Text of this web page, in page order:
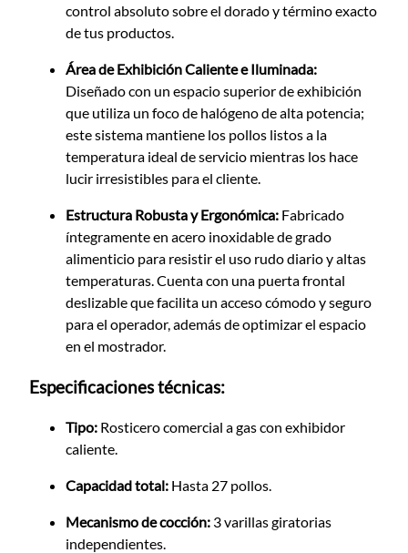
control absoluto sobre el dorado y término exacto
de tus productos.
Área de Exhibición Caliente e Iluminada:
Diseñado con un espacio superior de exhibición
que utiliza un foco de halógeno de alta potencia;
este sistema mantiene los pollos listos a la
temperatura ideal de servicio mientras los hace
lucir irresistibles para el cliente.
Estructura Robusta y Ergonómica: Fabricado
íntegramente en acero inoxidable de grado
alimenticio para resistir el uso rudo diario y altas
temperaturas. Cuenta con una puerta frontal
deslizable que facilita un acceso cómodo y seguro
para el operador, además de optimizar el espacio
en el mostrador.
Especificaciones técnicas:
Tipo: Rosticero comercial a gas con exhibidor
caliente.
Capacidad total: Hasta 27 pollos.
Mecanismo de cocción: 3 varillas giratorias
independientes.